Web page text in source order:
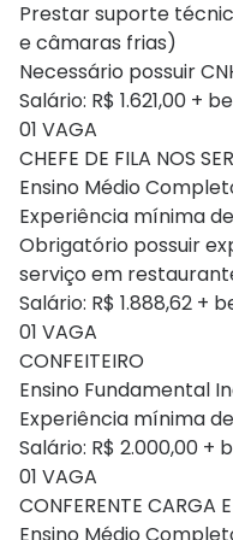
Prestar suporte
e câmaras frias)
Necessário possuir
Salário: R$ 1.621,00 +
01 VAGA
CHEFE DE FILA NOS
Ensino Médio
Experiência mínima
Obrigatório possuir
serviço em
Salário: R$ 1.888,62 +
01 VAGA
CONFEITEIRO
Ensino Fundamental
Experiência mínima
Salário: R$ 2.000,00 +
01 VAGA
CONFERENTE CARGA
Ensino Médio